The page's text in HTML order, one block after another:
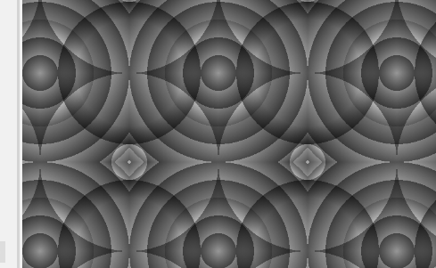
及的 # If your SMTP server does
not like the default 'From:
gitlab@localhost' you # # can
change the 'From' with this
setting.
gitlab_rails['gitlab_email_from']
= '完整邮件账户'
比如我的邮箱admin@owent.net 配置